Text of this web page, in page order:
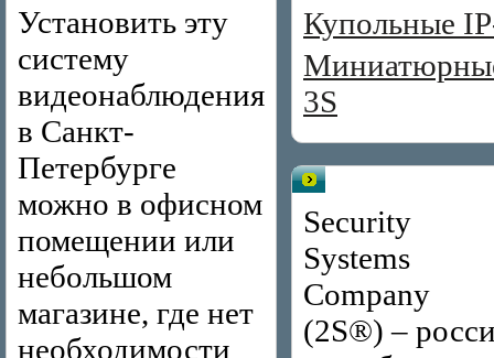
Установить эту
систему
видеонаблюдения
в Санкт-
Петербурге
можно в офисном
помещении или
небольшом
магазине, где нет
необходимости
Купольные
3S
Security
Systems
Company
(2S®) –